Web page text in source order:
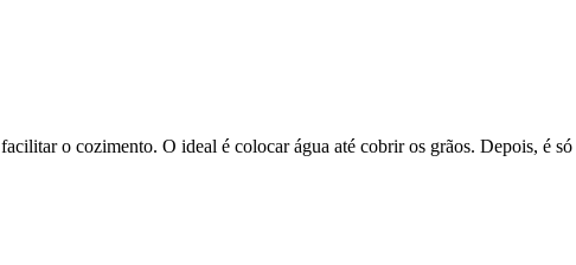
o cozimento. O ideal é colocar água até cobrir os grãos. Depois, é só